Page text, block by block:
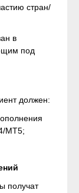
стран/
в
под
должен:
MT5;
получат